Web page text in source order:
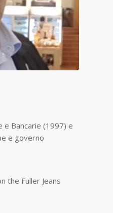
e Bancarie (1997) e
e governo
the Fuller Jeans